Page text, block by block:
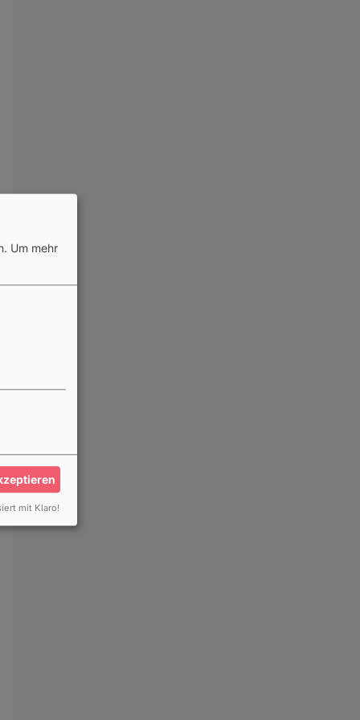
Um mehr
mit Klaro!